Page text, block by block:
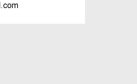
উদাহরণ